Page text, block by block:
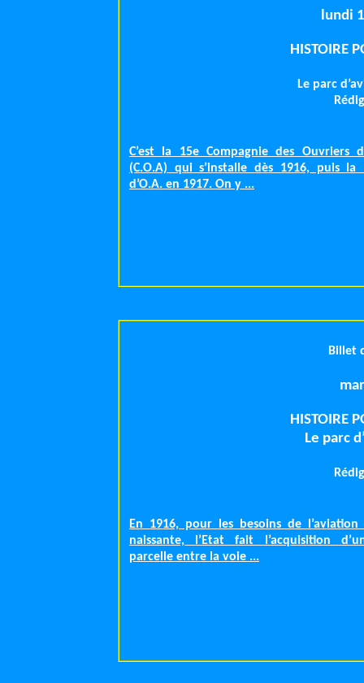
HISTOIRE
Le parc
C’est la 15e Compagnie des Ouvriers
(C.O.A) qui s’installe dès 1916, puis la
d’O.A. en 1917. On y ...
Billet
HISTOIRE
Le parc
En 1916, pour les besoins de
naissante, l’Etat fait l’acquisition
parcelle entre la voie ...